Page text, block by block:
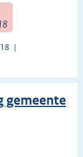
gemeente